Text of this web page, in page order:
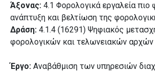
Άξονας: 4.1 Φορολογικά εργαλεία πιο
ανάπτυξη και βελτίωση της
Δράση: 4.1.4 (16291) Ψηφιακός
φορολογικών και τελωνειακών αρχών
Έργο: Αναβάθμιση των υπηρεσιών